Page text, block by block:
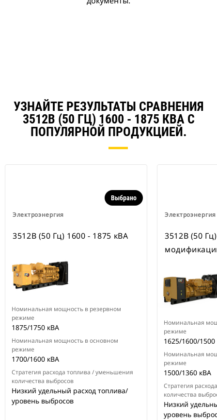
УЗНАЙТЕ РЕЗУЛЬТАТЫ СРАВНЕНИЯ
3512B (50 ГЦ) 1600 - 1875 КВА С
ПОПУЛЯРНОЙ ПРОДУКЦИЕЙ.
Электроэнергия
Выбрано
3512B (50 Гц) 1600 - 1875 кВА
Номинальная мощность в резервном
режиме
1875/1750 кВА
Номинальная мощность в основном
режиме
1700/1600 кВА
Стратегия расхода топлива / уменьшения
количества выбросов
Низкий удельный расход топлива/
уровень выбросов
Электроэнергия
3512B (50
Номинальная
режиме
1625/1600/
Номинальная
режиме
1500/1360 кВА
Стратегия
количества
Низкий
уровень